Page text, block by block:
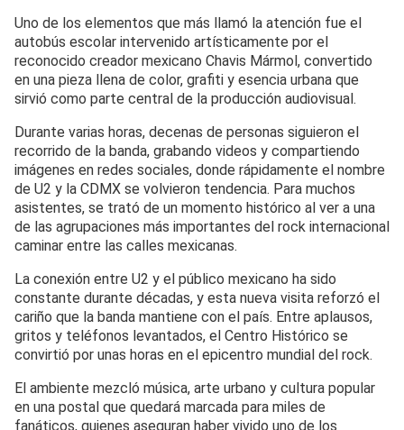
Uno de los elementos que más llamó la atención fue el
autobús escolar intervenido artísticamente por el
reconocido creador mexicano Chavis Mármol, convertido
en una pieza llena de color, grafiti y esencia urbana que
sirvió como parte central de la producción audiovisual.
Durante varias horas, decenas de personas siguieron el
recorrido de la banda, grabando videos y compartiendo
imágenes en redes sociales, donde rápidamente el nombre
de U2 y la CDMX se volvieron tendencia. Para muchos
asistentes, se trató de un momento histórico al ver a una
de las agrupaciones más importantes del rock internacional
caminar entre las calles mexicanas.
La conexión entre U2 y el público mexicano ha sido
constante durante décadas, y esta nueva visita reforzó el
cariño que la banda mantiene con el país. Entre aplausos,
gritos y teléfonos levantados, el Centro Histórico se
convirtió por unas horas en el epicentro mundial del rock.
El ambiente mezcló música, arte urbano y cultura popular
en una postal que quedará marcada para miles de
fanáticos, quienes aseguran haber vivido uno de los